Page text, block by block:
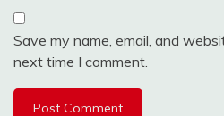
Save my name, email, and
next time I comment.